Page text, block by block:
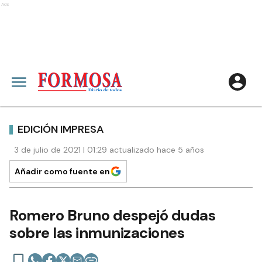
Ads
EDICIÓN IMPRESA
3 de julio de 2021 | 01:29 actualizado hace 5 años
Añadir como fuente en
Romero Bruno despejó dudas
sobre las inmunizaciones